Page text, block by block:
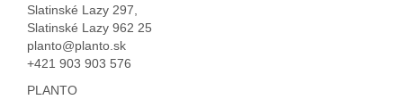
Slatinské Lazy 297,
Slatinské Lazy 962 25
planto@planto.sk
+421 903 903 576
PLANTO